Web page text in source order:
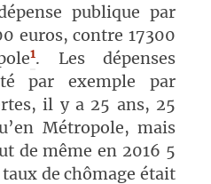
publique par
euros, contre 17300
1. Les dépenses
par exemple par
il y a 25 ans, 25
Métropole, mais
de même en 2016 5
de chômage était